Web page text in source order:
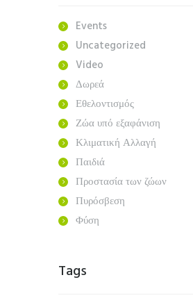
Events
Uncategorized
Video
Δωρεά
Εθελοντισμός
Ζώα υπό εξαφάνιση
Κλιματική Αλλαγή
Παιδιά
Προστασία των ζώων
Πυρόσβεση
Φύση
Tags